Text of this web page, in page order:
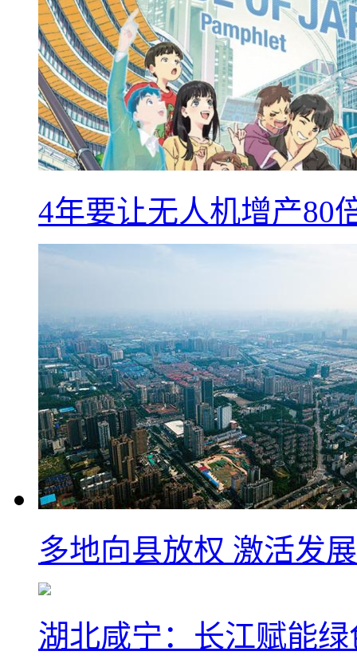
4年要让无人机增产80
多地向县放权 激活发
湖北咸宁：长江赋能